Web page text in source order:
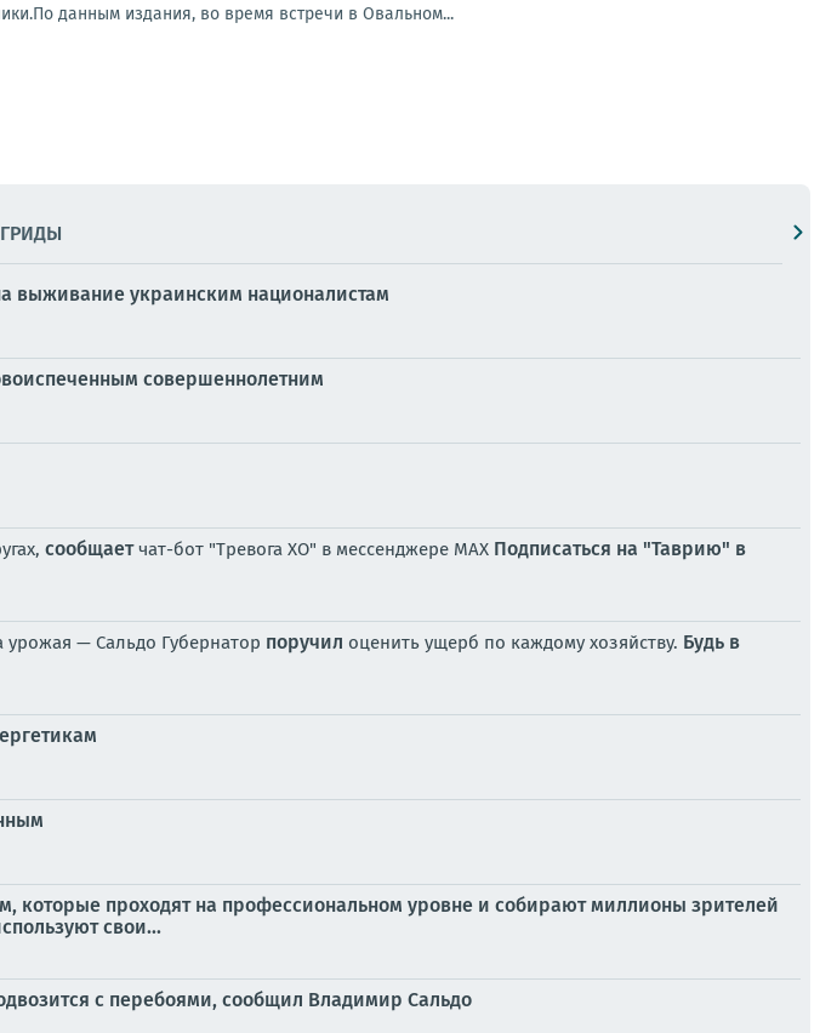
данным издания, во время встречи в Овальном...
выживание украинским националистам
совершеннолетним
сообщаетчат-бот "Тревога ХО" в мессенджере MAX Подписаться на "Таврию" в
урожая — Сальдо Губернатор поручил оценить ущерб по каждому хозяйству. Будь в
которые проходят на профессиональном уровне и собирают миллионы зрителей
свои...
с перебоями, сообщил Владимир Сальдо